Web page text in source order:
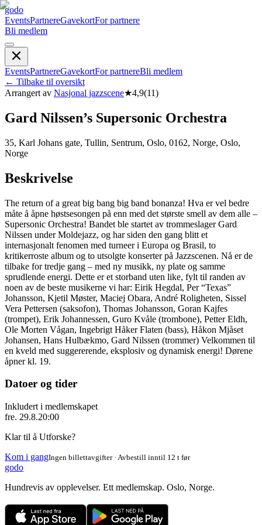
godo
EventsPartnereGavekortFor partnere
Bli medlem
EventsPartnereGavekortFor partnereBli medlem
← Tilbake til oversikt
Arrangert av Nasjonal jazzscene★4,9(11)
Gard Nilssen’s Supersonic Orchestra
35, Karl Johans gate, Tullin, Sentrum, Oslo, 0162, Norge, Oslo,
Norge
Beskrivelse
The return of a great big bang big band bonanza! Hva er vel bedre
måte å åpne høstsesongen på enn med det største smell av dem alle –
Supersonic Orchestra! Bandet ble startet av trommeslager Gard
Nilssen under Moldejazz, og har siden den gang blitt et
internasjonalt fenomen med turneer i Europa og Brasil, to
kritikerroste album og to utsolgte konserter på Jazzscenen. Nå er de
tilbake for tredje gang – med ny musikk, ny plate og samme
sprudlende energi. Dette er et storband uten like, fylt til randen av
noen av de beste musikerne vi har: Eirik Hegdal, Per “Texas”
Johansson, Kjetil Møster, Maciej Obara, André Roligheten, Sissel
Vera Pettersen (saksofon), Thomas Johansson, Goran Kajfes
(trompet), Erik Johannessen, Guro Kvåle (trombone), Petter Eldh,
Ole Morten Vågan, Ingebrigt Håker Flaten (bass), Håkon Mjåset
Johansen, Hans Hulbækmo, Gard Nilssen (trommer) Velkommen til
en kveld med suggererende, eksplosiv og dynamisk energi! Dørene
åpner kl. 19.
Datoer og tider
Inkludert i medlemskapet
fre. 29.8.20:00
Klar til å Utforske?
Kom i gangIngen billettavgifter · Avbestill inntil 12 t før
godo
Hundrevis av opplevelser. Ett medlemskap. Oslo, Norge.